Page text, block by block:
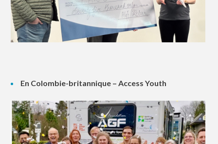
En Colombie-britannique – Access Youth